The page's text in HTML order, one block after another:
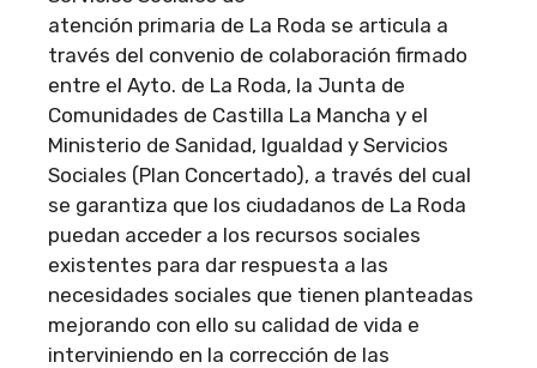
atención primaria de La Roda se articula a
través del convenio de colaboración firmado
entre el Ayto. de La Roda, la Junta de
Comunidades de Castilla La Mancha y el
Ministerio de Sanidad, Igualdad y Servicios
Sociales (Plan Concertado), a través del cual
se garantiza que los ciudadanos de La Roda
puedan acceder a los recursos sociales
existentes para dar respuesta a las
necesidades sociales que tienen planteadas
mejorando con ello su calidad de vida e
interviniendo en la corrección de las